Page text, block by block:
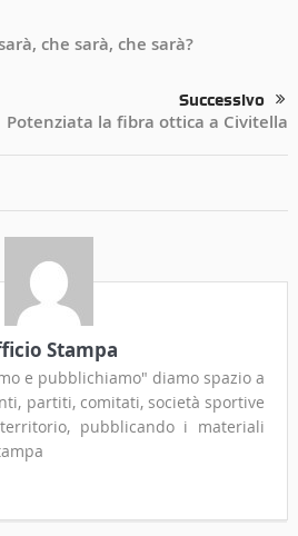
che sarà, che sarà?
Successivo
Potenziata la fibra ottica a Civitella
Stampa
e pubblichiamo" diamo spazio a
partiti, comitati, società sportive
pubblicando i materiali